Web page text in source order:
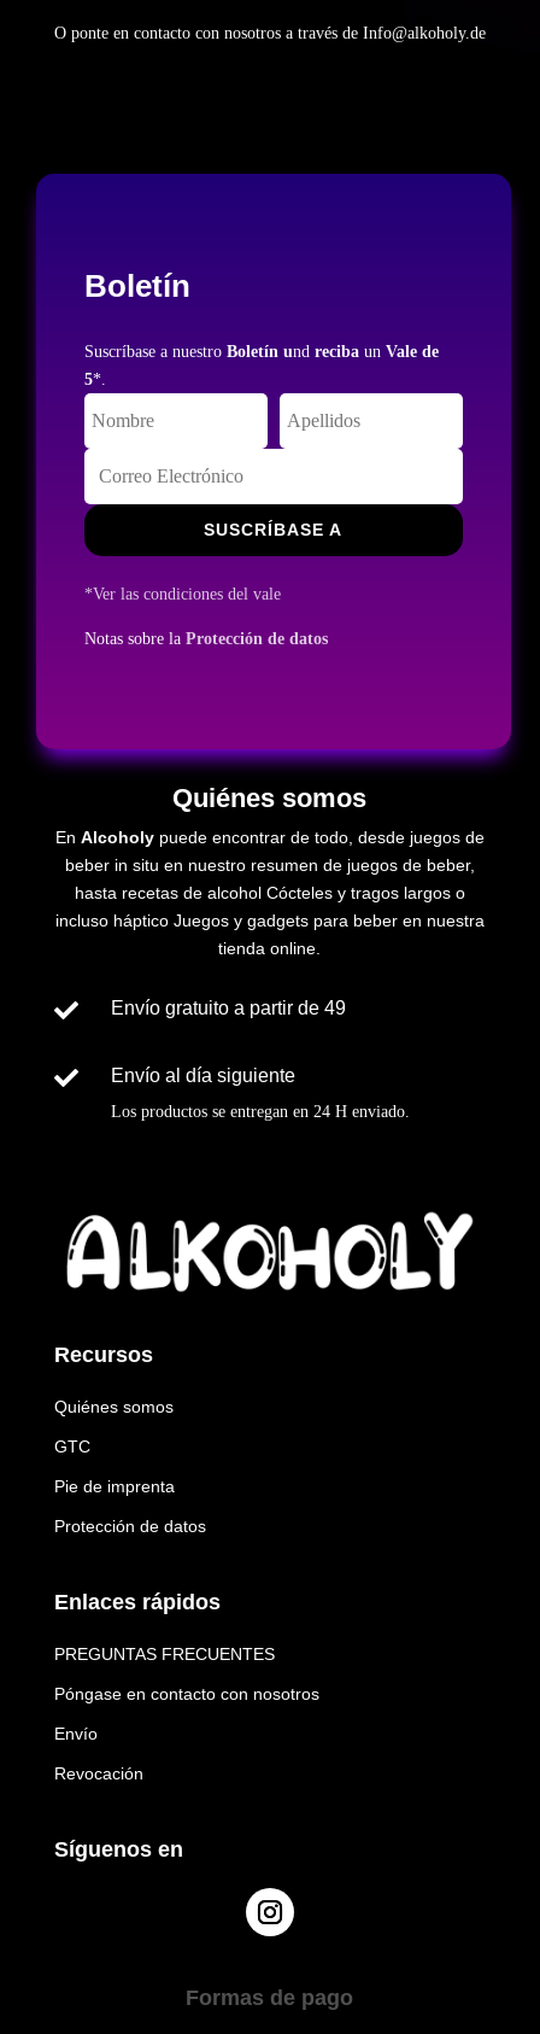
O ponte en contacto con nosotros a través de Info@alkoholy.de
Boletín
Suscríbase a nuestro Boletín und recibaun Vale de
5*.
SUSCRÍBASE A
*Ver las condiciones del vale
Notas sobre la Protección de datos
Quiénes somos
En Alcoholypuede encontrar de todo, desde juegos de
beber in situ en nuestro resumen de juegos de beber,
hasta recetas de alcoholCócteles y tragos largos o
incluso hápticoJuegos y gadgets para beber en nuestra
tienda online.
 Envío gratuito a partir de 49
 Envío al día siguiente
Los productos se entregan en 24 H enviado.
Recursos
Quiénes somos
GTC
Pie de imprenta
Protección de datos
Enlaces rápidos
PREGUNTAS FRECUENTES
Póngase en contacto con nosotros
Envío
Revocación
Síguenos en
Formas de pago